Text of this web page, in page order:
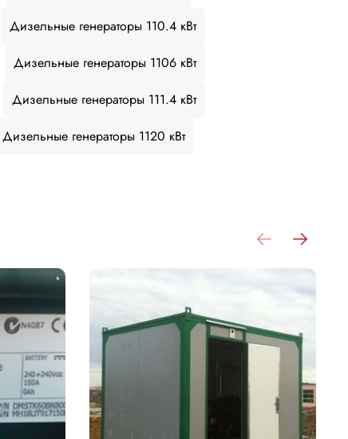
Дизельные генераторы 110.4 кВт
Дизельные генераторы 1106 кВт
Дизельные генераторы 111.4 кВт
Дизельные генераторы 1120 кВт